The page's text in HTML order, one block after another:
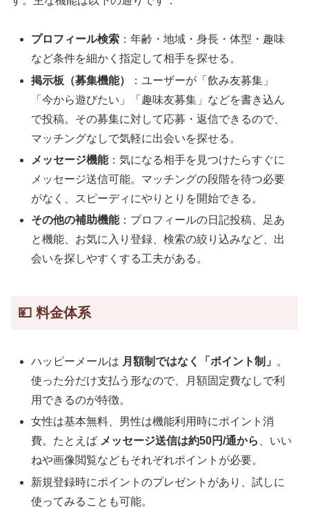
プロフィール検索 ：年齢・地域・身長・体型・趣味
など条件を細かく指定して相手を探せる。
掲示板（募集機能）
：ユーザーが「飲み友募集」
「今から遊びたい」「趣味友募集」などを書き込ん
で投稿。その募集に対して応募・返信できるので、
マッチングなしで気軽に出会いを探せる。
メッセージ機能：気になる相手を見つけたらすぐに
メッセージ送信可能。マッチングの段階を待つ必要
がなく、スピーディにやりとりを開始できる。
その他の補助機能：プロフィールの日記投稿、足あ
と機能、お気に入り登録、検索の絞り込みなど、出
会いを探しやすくする工夫がある。
💴 料金体系
ハッピーメールは 月額制ではなく「ポイント制」
。
使った分だけ支払う形なので、月額固定費なしで利
用できるのが特徴。
女性は基本無料、男性は機能利用時にポイント消
費。たとえば メッセージ送信は約50円/通から 、いい
ねや画像閲覧などもそれぞれポイントが必要。
新規登録時にポイントのプレゼントがあり、試しに
使ってみることも可能。